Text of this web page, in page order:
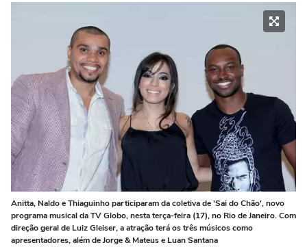
Anitta, Naldo e Thiaguinho participaram da coletiva de 'Sai do Chão', novo
programa musical da TV Globo, nesta terça-feira (17), no Rio de Janeiro. Com
direção geral de Luiz Gleiser, a atração terá os três músicos como
apresentadores, além de Jorge & Mateus e Luan Santana